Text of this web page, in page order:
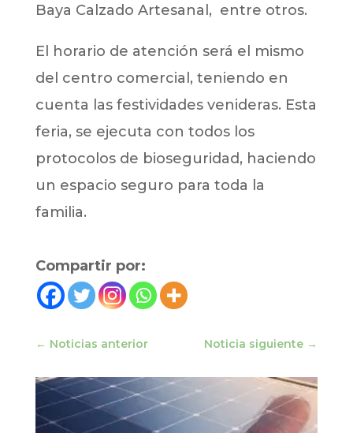
Baya Calzado Artesanal, entre otros.
El horario de atención será el mismo
del centro comercial, teniendo en
cuenta las festividades venideras. Esta
feria, se ejecuta con todos los
protocolos de bioseguridad, haciendo
un espacio seguro para toda la
familia.
Compartir por:
← Noticias anterior Noticia siguiente →